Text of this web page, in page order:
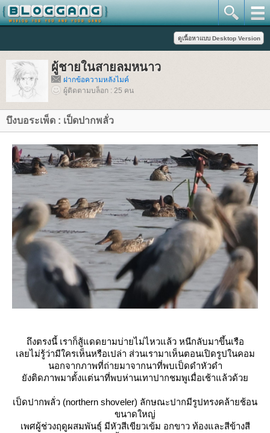
ผู้ชายในสายลมหนาว
ฝากข้อความหลังไมค์
ผู้ติดตามบล็อก : 25 คน
บึงบอระเพ็ด : เป็ดปากพลั่ว
ถึงตรงนี้ เราก็สู้แดดยามบ่ายไม่ไหวแล้ว หนีกลับมาขึ้นเรือ
เลยไม่รู้ว่ามีใครเห็นหรือเปล่า ส่วนเรามาเห็นตอนเปิดรูปในคอม
นอกจากภาพที่ถ่ายมาจากนาที่พบเป็ดดำหัวดำ
ังติดภาพมาตั้งแต่นาที่พบห่านเทาปากชมพูเมื่อเช้าแล้วด้ว
เป็ดปากพลั่ว (northern shoveler) ลักษณะปากมีรูปทรงคล้ายช้อน
ขนาดใหญ่
เพศผู้ช่วงฤดูผสมพันธุ์ มีหัวสีเขียวเข้ม อกขาว ท้องและสีข้างสี